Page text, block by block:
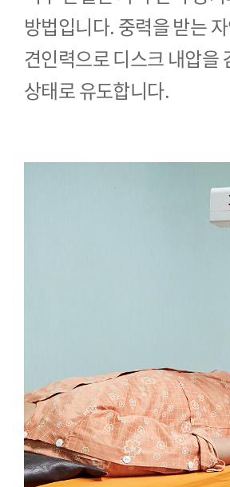
방법입니다. 중력을 받는
견인력으로 디스크 내압을
상태로 유도합니다.